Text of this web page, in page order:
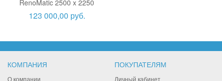
RenoMatic 2500 x 2250
123 000,00 руб.
КОМПАНИЯ
О компании
ПОКУПАТЕЛЯМ
Личный кабинет